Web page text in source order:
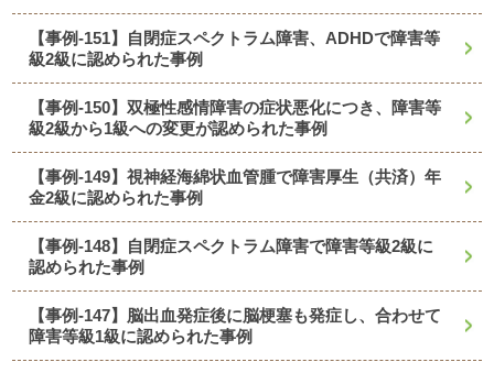
【事例-151】自閉症スペクトラム障害、ADHDで障害等
級2級に認められた事例
【事例-150】双極性感情障害の症状悪化につき、障害等
級2級から1級への変更が認められた事例
【事例-149】視神経海綿状血管腫で障害厚生（共済）年
金2級に認められた事例
【事例-148】自閉症スペクトラム障害で障害等級2級に
認められた事例
【事例-147】脳出血発症後に脳梗塞も発症し、合わせて
障害等級1級に認められた事例